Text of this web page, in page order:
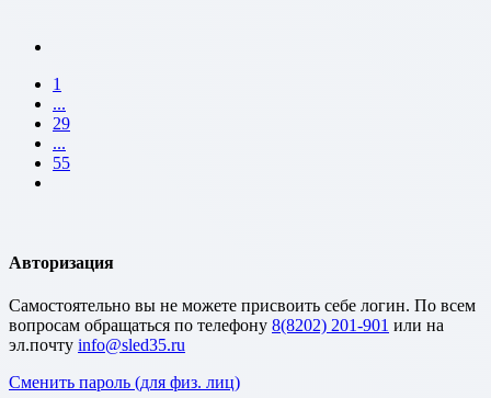
1
...
29
...
55
Авторизация
Cамостоятельно вы не можете присвоить себе логин. По всем
вопросам обращаться по телефону 8(8202) 201-901 или на
эл.почту
Сменить пароль (для физ. лиц)